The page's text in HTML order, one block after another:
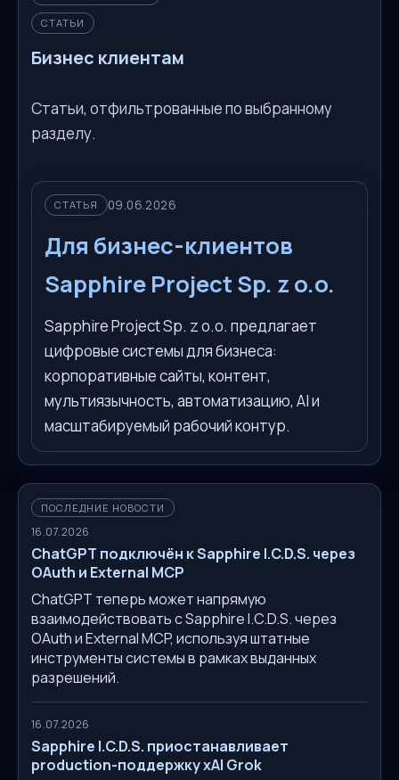
СТАТЬИ
Бизнес клиентам
Статьи, отфильтрованные по выбранному
разделу.
СТАТЬЯ 09.06.2026
Для бизнес-клиентов
Sapphire Project Sp. z o.o.
Sapphire Project Sp. z o.o. предлагает
цифровые системы для бизнеса:
корпоративные сайты, контент,
мультиязычность, автоматизацию, AI и
масштабируемый рабочий контур.
ПОСЛЕДНИЕ НОВОСТИ
16.07.2026
ChatGPT подключён к Sapphire I.C.D.S. через
OAuth и External MCP
ChatGPT теперь может напрямую
взаимодействовать с Sapphire I.C.D.S. через
OAuth и External MCP, используя штатные
инструменты системы в рамках выданных
разрешений.
16.07.2026
Sapphire I.C.D.S. приостанавливает
production-поддержку xAI Grok